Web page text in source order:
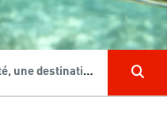
Rechercher un séjour, une activité, une destination...